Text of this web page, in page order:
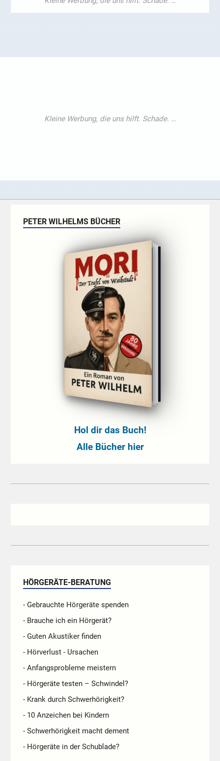
PETER WILHELMS BÜCHER
Hol dir das Buch!
Alle Bücher hier
HÖRGERÄTE-BERATUNG
- Gebrauchte Hörgeräte spenden
- Brauche ich ein Hörgerät?
- Guten Akustiker finden
- Hörverlust - Ursachen
- Anfangsprobleme meistern
- Hörgeräte testen – Schwindel?
- Krank durch Schwerhörigkeit?
- 10 Anzeichen bei Kindern
- Schwerhörigkeit macht dement
- Hörgeräte in der Schublade?